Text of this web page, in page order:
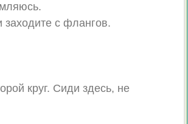
заходите с флангов.
круг. Сиди здесь, не